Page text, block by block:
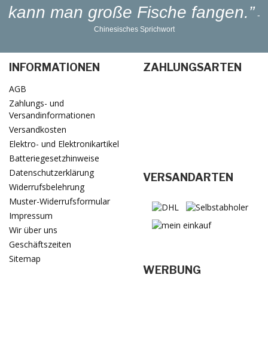
kann man große Fische fangen.” -
Chinesisches Sprichwort
INFORMATIONEN
AGB
Zahlungs- und
Versandinformationen
Versandkosten
Elektro- und Elektronikartikel
Batteriegesetzhinweise
Datenschutzerklärung
Widerrufsbelehrung
Muster-Widerrufsformular
Impressum
Wir über uns
Geschäftszeiten
Sitemap
ZAHLUNGSARTEN
VERSANDARTEN
WERBUNG